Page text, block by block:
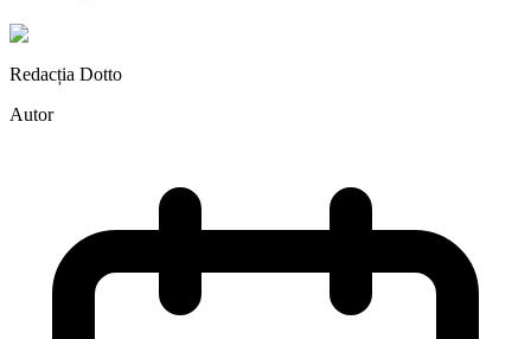
Redacția Dotto
Autor